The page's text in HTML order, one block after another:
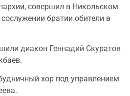
совершил в Никольском
братии обители в
диакон Геннадий Скуратов
хор под управлением